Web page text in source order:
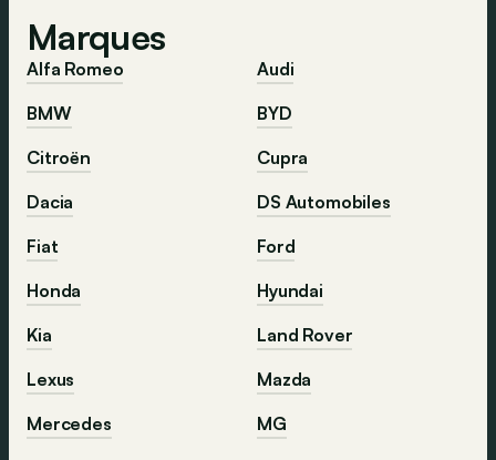
Marques
Alfa Romeo
Audi
BMW
BYD
Citroën
Cupra
Dacia
DS Automobiles
Fiat
Ford
Honda
Hyundai
Kia
Land Rover
Lexus
Mazda
Mercedes
MG